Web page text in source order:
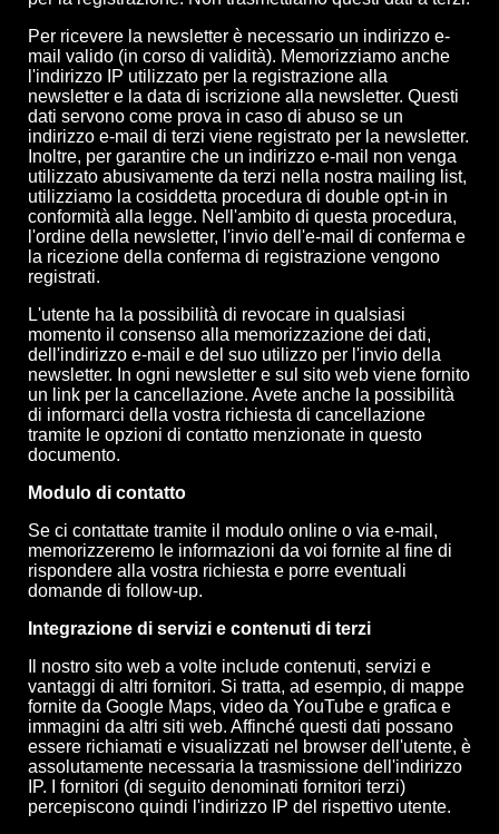
Per ricevere la newsletter è necessario un indirizzo e-
mail valido (in corso di validità). Memorizziamo anche
l'indirizzo IP utilizzato per la registrazione alla
newsletter e la data di iscrizione alla newsletter. Questi
dati servono come prova in caso di abuso se un
indirizzo e-mail di terzi viene registrato per la newsletter.
Inoltre, per garantire che un indirizzo e-mail non venga
utilizzato abusivamente da terzi nella nostra mailing list,
utilizziamo la cosiddetta procedura di double opt-in in
conformità alla legge. Nell'ambito di questa procedura,
l'ordine della newsletter, l'invio dell'e-mail di conferma e
la ricezione della conferma di registrazione vengono
registrati.
L'utente ha la possibilità di revocare in qualsiasi
momento il consenso alla memorizzazione dei dati,
dell'indirizzo e-mail e del suo utilizzo per l'invio della
newsletter. In ogni newsletter e sul sito web viene fornito
un link per la cancellazione. Avete anche la possibilità
di informarci della vostra richiesta di cancellazione
tramite le opzioni di contatto menzionate in questo
documento.
Modulo di contatto
Se ci contattate tramite il modulo online o via e-mail,
memorizzeremo le informazioni da voi fornite al fine di
rispondere alla vostra richiesta e porre eventuali
domande di follow-up.
Integrazione di servizi e contenuti di terzi
Il nostro sito web a volte include contenuti, servizi e
vantaggi di altri fornitori. Si tratta, ad esempio, di mappe
fornite da Google Maps, video da YouTube e grafica e
immagini da altri siti web. Affinché questi dati possano
essere richiamati e visualizzati nel browser dell'utente, è
assolutamente necessaria la trasmissione dell'indirizzo
IP. I fornitori (di seguito denominati fornitori terzi)
percepiscono quindi l'indirizzo IP del rispettivo utente.